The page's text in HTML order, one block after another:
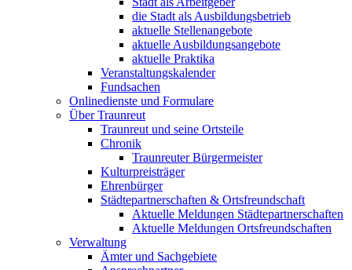
die Stadt als Ausbildungsbetrieb
aktuelle Stellenangebote
aktuelle Ausbildungsangebote
aktuelle Praktika
Veranstaltungskalender
Fundsachen
Onlinedienste und Formulare
Über Traunreut
Traunreut und seine Ortsteile
Chronik
Traunreuter Bürgermeister
Kulturpreisträger
Ehrenbürger
Städtepartnerschaften & Ortsfreundschaft
Aktuelle Meldungen Städtepartnerschaften
Aktuelle Meldungen Ortsfreundschaften
Verwaltung
Ämter und Sachgebiete